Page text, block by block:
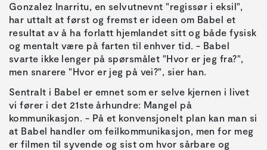
Gonzalez Inarritu, en selvutnevnt "regissør i eksil",
har uttalt at først og fremst er ideen om Babel et
resultat av å ha forlatt hjemlandet sitt og både fysisk
og mentalt være på farten til enhver tid. - Babel
svarte ikke lenger på spørsmålet "Hvor er jeg fra?",
men snarere "Hvor er jeg på vei?", sier han.
Sentralt i Babel er emnet som er selve kjernen i livet
vi fører i det 21ste århundre: Mangel på
kommunikasjon. - På et konvensjonelt plan kan man si
at Babel handler om feilkommunikasjon, men for meg
er filmen til syvende og sist om hvor sårbare og